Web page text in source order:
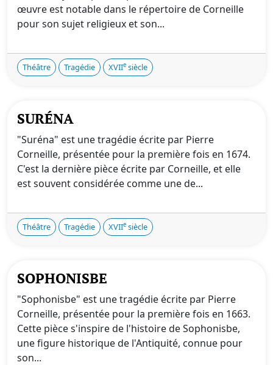
œuvre est notable dans le répertoire de Corneille
pour son sujet religieux et son...
Théâtre Tragédie XVIIe siècle
SURÉNA
"Suréna" est une tragédie écrite par Pierre
Corneille, présentée pour la première fois en 1674.
C'est la dernière pièce écrite par Corneille, et elle
est souvent considérée comme une de...
Théâtre Tragédie XVIIe siècle
SOPHONISBE
"Sophonisbe" est une tragédie écrite par Pierre
Corneille, présentée pour la première fois en 1663.
Cette pièce s'inspire de l'histoire de Sophonisbe,
une figure historique de l'Antiquité, connue pour
son...